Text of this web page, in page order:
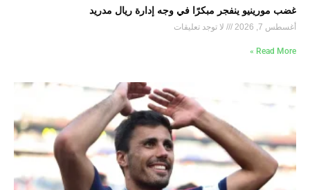
غضب مورينيو ينفجر مبكرًا في وجه إدارة ريال مدريد
أغسطس 7, 2026 لا توجد تعليقات
Read More »